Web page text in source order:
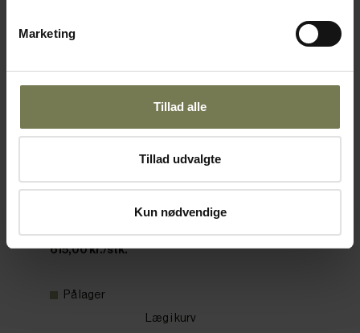
Marketing
Tillad alle
Tillad udvalgte
Kun nødvendige
APS base til skærebræt, sort, 67 x 38 cm
Din pris (ekskl. moms)
615,00 kr./stk.
På lager
Læg i kurv